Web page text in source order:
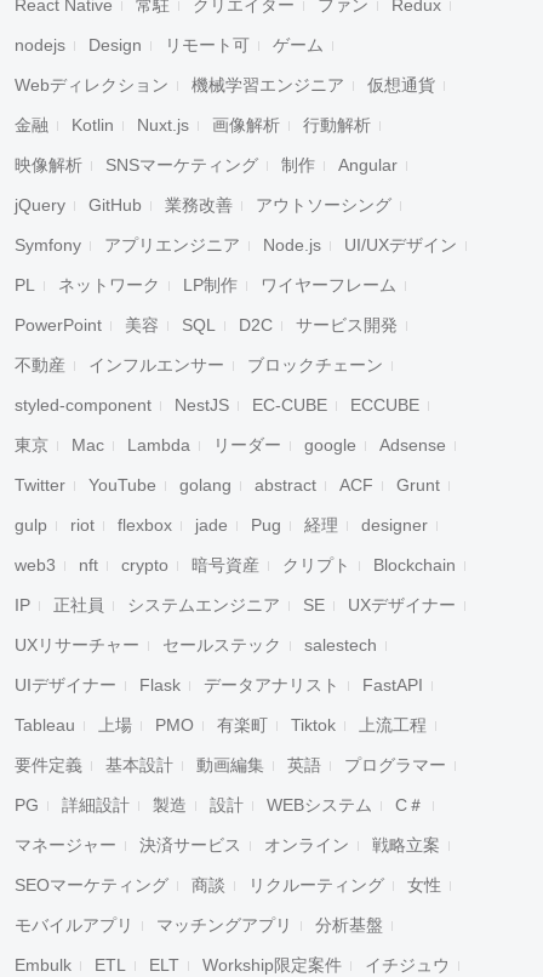
React Native 常駐 クリエイター ファン Redux
nodejs Design リモート可 ゲーム
Webディレクション 機械学習エンジニア 仮想通貨
金融 Kotlin Nuxt.js 画像解析 行動解析
映像解析 SNSマーケティング 制作 Angular
jQuery GitHub 業務改善 アウトソーシング
Symfony アプリエンジニア Node.js UI/UXデザイン
PL ネットワーク LP制作 ワイヤーフレーム
PowerPoint 美容 SQL D2C サービス開発
不動産 インフルエンサー ブロックチェーン
styled-component NestJS EC-CUBE ECCUBE
東京 Mac Lambda リーダー google Adsense
Twitter YouTube golang abstract ACF Grunt
gulp riot flexbox jade Pug 経理 designer
web3 nft crypto 暗号資産 クリプト Blockchain
IP 正社員 システムエンジニア SE UXデザイナー
UXリサーチャー セールステック salestech
UIデザイナー Flask データアナリスト FastAPI
Tableau 上場 PMO 有楽町 Tiktok 上流工程
要件定義 基本設計 動画編集 英語 プログラマー
PG 詳細設計 製造 設計 WEBシステム C＃
マネージャー 決済サービス オンライン 戦略立案
SEOマーケティング 商談 リクルーティング 女性
モバイルアプリ マッチングアプリ 分析基盤
Embulk ETL ELT Workship限定案件 イチジュウ